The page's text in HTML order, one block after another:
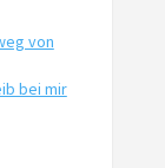
von
bei mir